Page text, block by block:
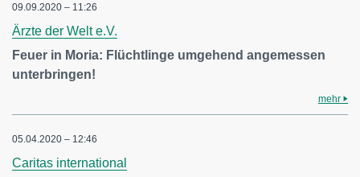
09.09.2020 – 11:26
Ärzte der Welt e.V.
Feuer in Moria: Flüchtlinge umgehend angemessen
unterbringen!
mehr
05.04.2020 – 12:46
Caritas international